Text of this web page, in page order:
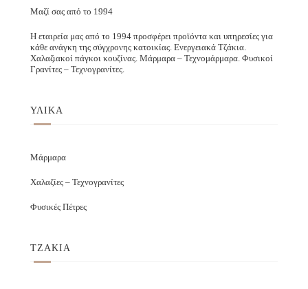
Μαζί σας από το 1994
Η εταιρεία μας από το 1994 προσφέρει προϊόντα και υπηρεσίες για
κάθε ανάγκη της σύγχρονης κατοικίας. Ενεργειακά Τζάκια.
Χαλαζιακοί πάγκοι κουζίνας. Μάρμαρα – Τεχνομάρμαρα. Φυσικοί
Γρανίτες – Τεχνογρανίτες.
ΥΛΙΚΑ
Μάρμαρα
Χαλαζίες – Τεχνογρανίτες
Φυσικές Πέτρες
ΤΖΑΚΙΑ